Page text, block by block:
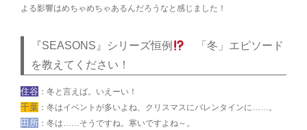
よる影響はめちゃめちゃあるんだろうなと感じました！
『SEASONS』シリーズ恒例
「冬」エピソード
を教えてください！
住谷 ：冬と言えば。いえーい！
千葉 ：冬はイベントが多いよね、クリスマスにバレンタインに……。
田所 ：冬は……そうですね。寒いですよね～。